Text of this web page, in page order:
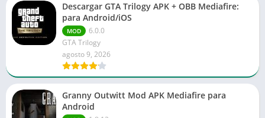
Descargar GTA Trilogy APK + OBB Mediafire:
para Android/iOS
MOD
6.0.0
GTA Trilogy
agosto 9, 2026
Granny Outwitt Mod APK Mediafire para
Android